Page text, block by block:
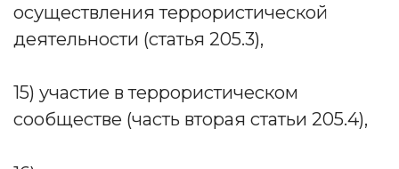
осуществления террористической
деятельности (статья 205.3),
15) участие в террористическом
сообществе (часть вторая статьи 205.4),